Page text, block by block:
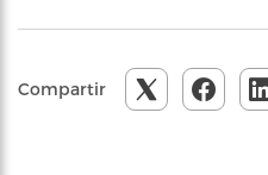
Compartir